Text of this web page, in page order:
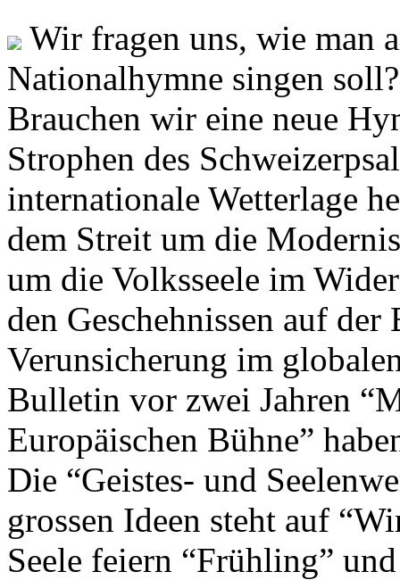
Wir fragen uns, wie man
Nationalhymne singen
Brauchen wir eine neue
Strophen des
internationale Wetterlage
dem Streit um die
um die Volksseele im
den Geschehnissen auf
Verunsicherung im
Bulletin vor zwei Jahren
Europäischen Bühne”
Die “Geistes- und
grossen Ideen steht auf
Seele feiern “Frühling”